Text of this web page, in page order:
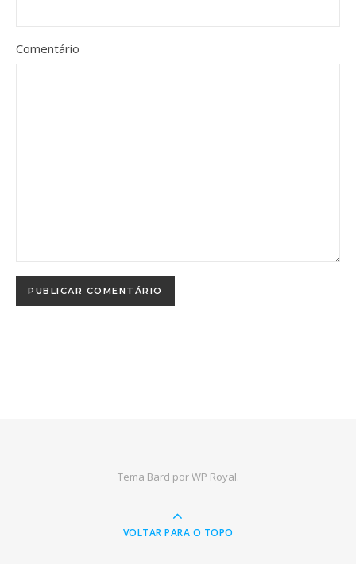
Comentário
Tema Bard porWP Royal.
VOLTAR PARA O TOPO